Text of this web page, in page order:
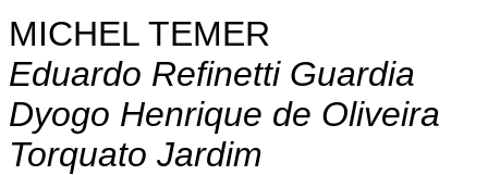
MICHEL TEMER
Eduardo Refinetti Guardia
Dyogo Henrique de Oliveira
Torquato Jardim